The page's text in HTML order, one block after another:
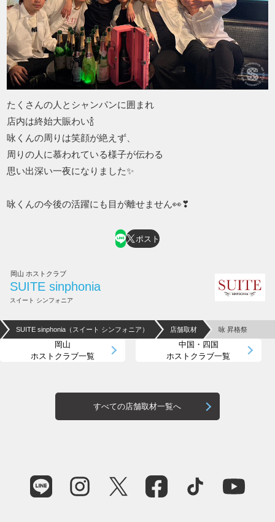
たくさんの人とシャンパンに囲まれ
店内は終始大賑わい🍾
咏くんの周りは笑顔が絶えず、
周りの人に慕われている様子が伝わる
思い出深い一夜になりました✨
咏くんの今後の活躍にも目が離せません👀❣
ポスト
岡山 ホストクラブ
SUITE sinphonia
スイート シンフォニア
SUITE sinphonia（スイート シンフォニア） 店舗取材 咏 昇格祭
岡山
ホストクラブ一覧
中国・四国
ホストクラブ一覧
すべての店舗取材一覧へ